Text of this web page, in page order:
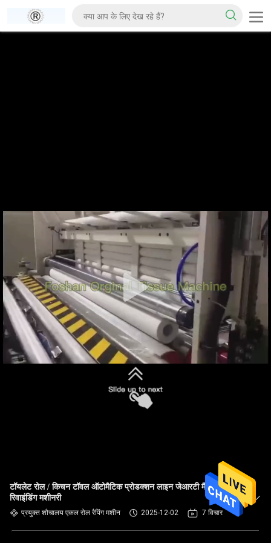
टॉयलेट रोल / किचन टॉवल ऑटोमैटिक प्रोडक्शन लाइन जेआरटी मैक्सि
रिवाइंडिंग मशीनरी
प्रयुक्त शौचालय एकल रोल रैपिंग मशीन 2025-12-02 7 विचार